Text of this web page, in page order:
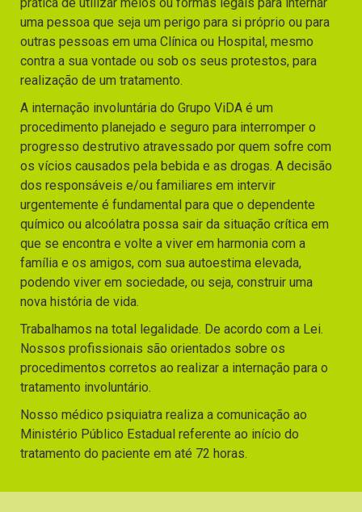
uma pessoa que seja um perigo para si próprio ou para
outras pessoas em uma Clínica ou Hospital, mesmo
contra a sua vontade ou sob os seus protestos, para
realização de um tratamento.
A internação involuntária do Grupo ViDA é um
procedimento planejado e seguro para interromper o
progresso destrutivo atravessado por quem sofre com
os vícios causados pela bebida e as drogas. A decisão
dos responsáveis e/ou familiares em intervir
urgentemente é fundamental para que o dependente
químico ou alcoólatra possa sair da situação crítica em
que se encontra e volte a viver em harmonia com a
família e os amigos, com sua autoestima elevada,
podendo viver em sociedade, ou seja, construir uma
nova história de vida.
Trabalhamos na total legalidade. De acordo com a Lei.
Nossos profissionais são orientados sobre os
procedimentos corretos ao realizar a internação para o
tratamento involuntário.
Nosso médico psiquiatra realiza a comunicação ao
Ministério Público Estadual referente ao início do
tratamento do paciente em até 72 horas.